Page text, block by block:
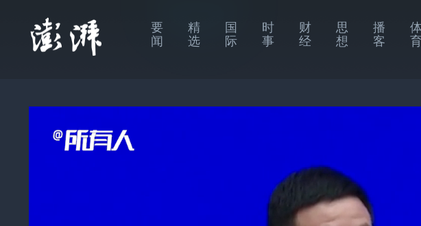
要
闻
精
选
国
际
时
事
财
经
思
想
播
客
体
育